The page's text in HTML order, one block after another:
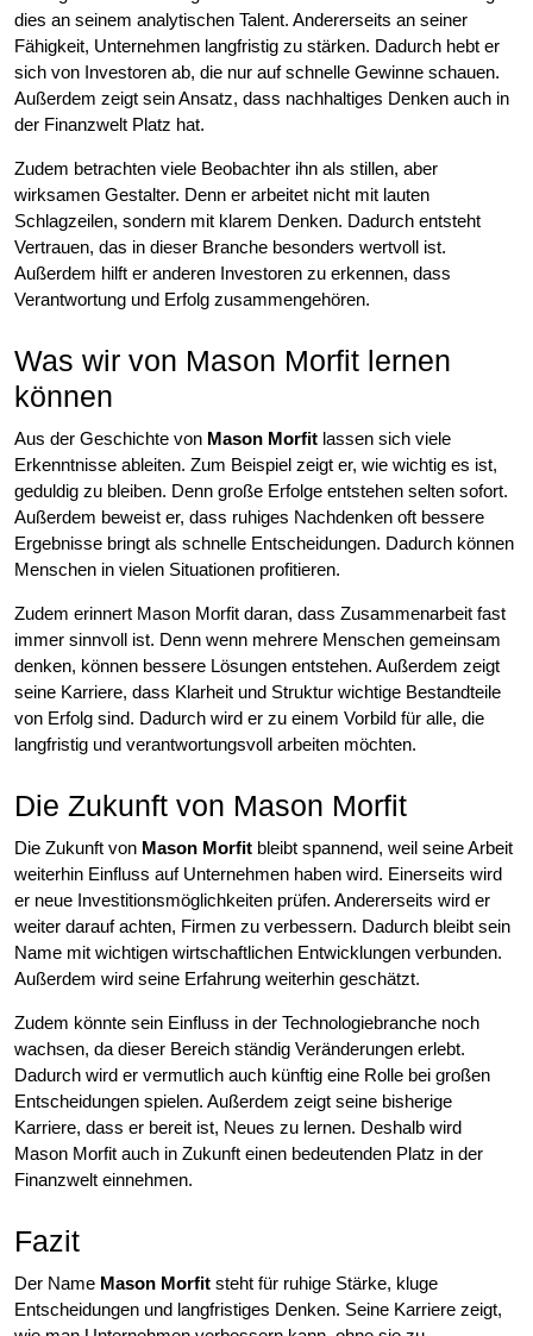
dies an seinem analytischen Talent. Andererseits an seiner
Fähigkeit, Unternehmen langfristig zu stärken. Dadurch hebt er
sich von Investoren ab, die nur auf schnelle Gewinne schauen.
Außerdem zeigt sein Ansatz, dass nachhaltiges Denken auch in
der Finanzwelt Platz hat.
Zudem betrachten viele Beobachter ihn als stillen, aber
wirksamen Gestalter. Denn er arbeitet nicht mit lauten
Schlagzeilen, sondern mit klarem Denken. Dadurch entsteht
Vertrauen, das in dieser Branche besonders wertvoll ist.
Außerdem hilft er anderen Investoren zu erkennen, dass
Verantwortung und Erfolg zusammengehören.
Was wir von Mason Morfit lernen
können
Aus der Geschichte von Mason Morfit lassen sich viele
Erkenntnisse ableiten. Zum Beispiel zeigt er, wie wichtig es ist,
geduldig zu bleiben. Denn große Erfolge entstehen selten sofort.
Außerdem beweist er, dass ruhiges Nachdenken oft bessere
Ergebnisse bringt als schnelle Entscheidungen. Dadurch können
Menschen in vielen Situationen profitieren.
Zudem erinnert Mason Morfit daran, dass Zusammenarbeit fast
immer sinnvoll ist. Denn wenn mehrere Menschen gemeinsam
denken, können bessere Lösungen entstehen. Außerdem zeigt
seine Karriere, dass Klarheit und Struktur wichtige Bestandteile
von Erfolg sind. Dadurch wird er zu einem Vorbild für alle, die
langfristig und verantwortungsvoll arbeiten möchten.
Die Zukunft von Mason Morfit
Die Zukunft von Mason Morfit bleibt spannend, weil seine Arbeit
weiterhin Einfluss auf Unternehmen haben wird. Einerseits wird
er neue Investitionsmöglichkeiten prüfen. Andererseits wird er
weiter darauf achten, Firmen zu verbessern. Dadurch bleibt sein
Name mit wichtigen wirtschaftlichen Entwicklungen verbunden.
Außerdem wird seine Erfahrung weiterhin geschätzt.
Zudem könnte sein Einfluss in der Technologiebranche noch
wachsen, da dieser Bereich ständig Veränderungen erlebt.
Dadurch wird er vermutlich auch künftig eine Rolle bei großen
Entscheidungen spielen. Außerdem zeigt seine bisherige
Karriere, dass er bereit ist, Neues zu lernen. Deshalb wird
Mason Morfit auch in Zukunft einen bedeutenden Platz in der
Finanzwelt einnehmen.
Fazit
Der Name Mason Morfit steht für ruhige Stärke, kluge
Entscheidungen und langfristiges Denken. Seine Karriere zeigt,